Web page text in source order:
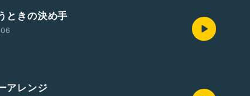
ときの決め手
アレンジ